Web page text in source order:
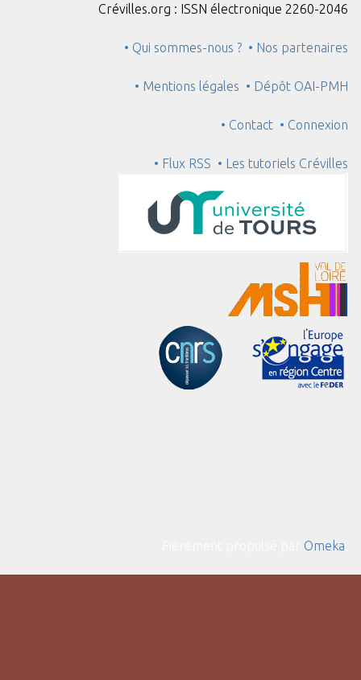
Crévilles.org : ISSN électronique 2260-2046
• Qui sommes-nous ? • Nos partenaires
• Mentions légales • Dépôt OAI-PMH
• Contact • Connexion
• Flux RSS • Les tutoriels Crévilles
Omeka